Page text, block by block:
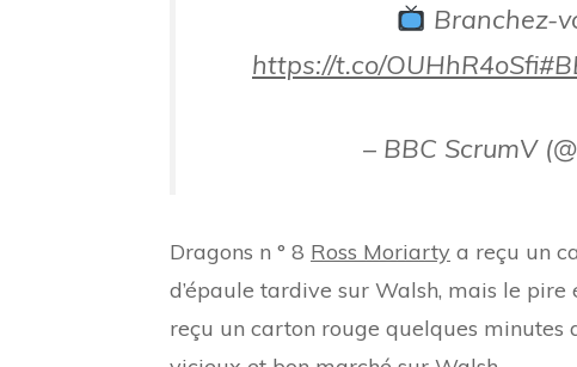
Branchez-
https://t.co/OUHhR4oSfi
– BBC ScrumV
Dragons n ° 8 Ross Moriarty a reçu un
d’épaule tardive sur Walsh, mais le
reçu un carton rouge quelques minutes